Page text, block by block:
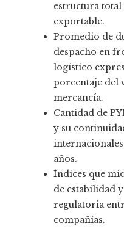
estructura
exportable.
Promedio de
despacho en
logístico
porcentaje del
mercancía.
Cantidad de
y su
años.
Índices que
de estabilidad
regulatoria
compañías.